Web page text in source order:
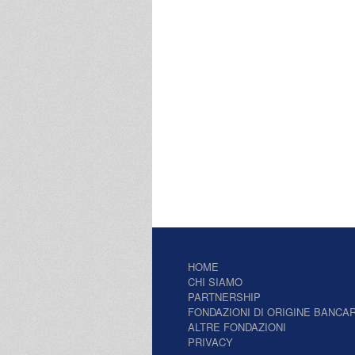
HOME
CHI SIAMO
PARTNERSHIP
FONDAZIONI DI ORIGINE
ALTRE FONDAZIONI
PRIVACY